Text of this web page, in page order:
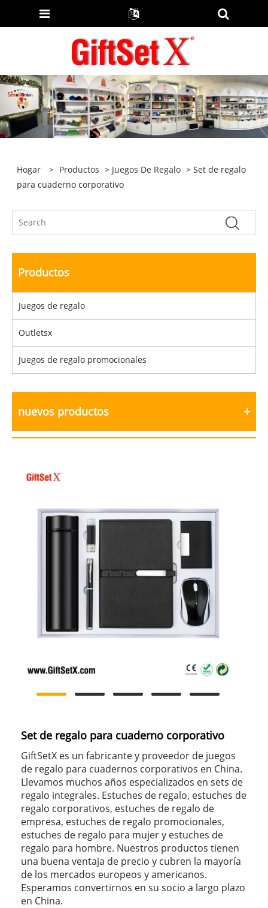
Hogar > Productos > Juegos De Regalo > Set de regalo
para cuaderno corporativo
Productos
Juegos de regalo
Outletsx
Juegos de regalo promocionales
nuevos productos
Set de regalo para cuaderno corporativo
GiftSetX es un fabricante y proveedor de juegos
de regalo para cuadernos corporativos en China.
Llevamos muchos años especializados en sets de
regalo integrales. Estuches de regalo, estuches de
regalo corporativos, estuches de regalo de
empresa, estuches de regalo promocionales,
estuches de regalo para mujer y estuches de
regalo para hombre. Nuestros productos tienen
una buena ventaja de precio y cubren la mayoría
de los mercados europeos y americanos.
Esperamos convertirnos en su socio a largo plazo
en China.